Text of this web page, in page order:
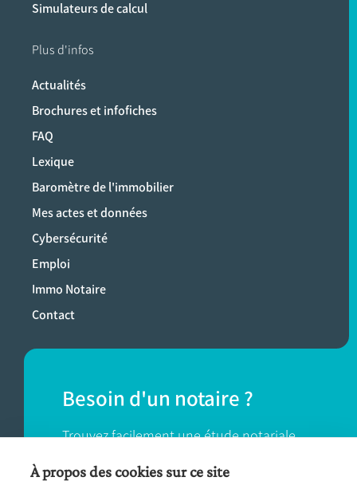
Simulateurs de calcul
Plus d'infos
Actualités
Brochures et infofiches
FAQ
Lexique
Baromètre de l'immobilier
Mes actes et données
Cybersécurité
Emploi
Immo Notaire
Contact
Besoin d'un notaire ?
Trouvez facilement une étude notariale
près de chez vous.
À propos des cookies sur ce site